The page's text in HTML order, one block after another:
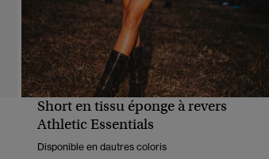
APERÇU RAPIDE
Short en tissu éponge à revers
Athletic Essentials
Disponible en dautres coloris